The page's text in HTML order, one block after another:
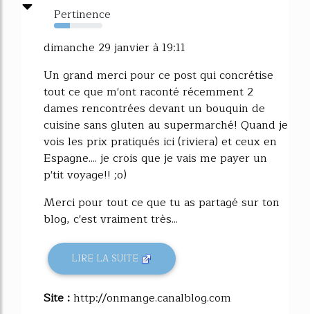
Pertinence
33%
dimanche 29 janvier à 19:11
Un grand merci pour ce post qui concrétise
tout ce que m'ont raconté récemment 2
dames rencontrées devant un bouquin de
cuisine sans gluten au supermarché! Quand je
vois les prix pratiqués ici (riviera) et ceux en
Espagne.... je crois que je vais me payer un
p'tit voyage!! ;o)
Merci pour tout ce que tu as partagé sur ton
blog, c'est vraiment très...
LIRE LA SUITE
Site :http://onmange.canalblog.com